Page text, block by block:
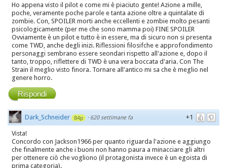
Ho appena visto il pilot e come mi è piaciuto gente! Azione a mille,
poche, veramente poche parole e tanta azione oltre a quintalate di
zombie. Con, SPOILER morti anche eccellenti e zombie molto pesanti
psicologicamente (per me che sono mamma poi) FINE SPOILER
Ovviamente è un pilot e tutto è in essere, ma di sicuro non si presenta
come TWD, anche degli inizi. Riflessioni filosifche e approfondimento
personaggi sembrano essere seondari rispetto all'azione e, dopo il
tanto, troppo, riflettere di TWD è una vera boccata d'aria. Con The
Strain il meglio visto finora. Tornare all'antico mi sa che è meglio nel
genere horro.
Rispondi
+1
Dark_Schneider 84p · 620 settimane fa
Vista!
Concordo con Jackson1966 per quanto riguarda l'azione e aggiungo
che finalmente anche i buoni non hanno paura a minacciare gli altri
per ottenere ciò che vogliono (il protagonista invece è un egoista di
prima categoria).